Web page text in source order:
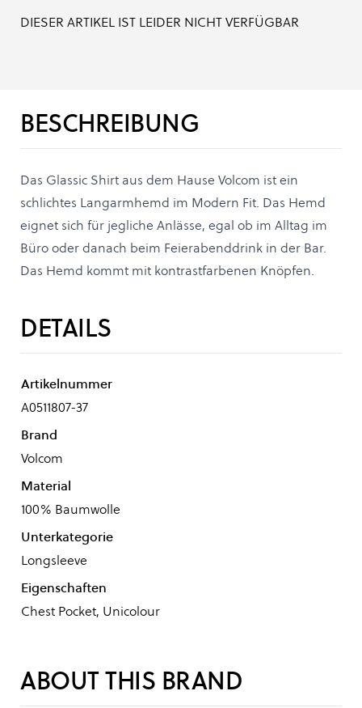
DIESER ARTIKEL IST LEIDER NICHT VERFÜGBAR
BESCHREIBUNG
Das Glassic Shirt aus dem Hause Volcom ist ein
schlichtes Langarmhemd im Modern Fit. Das Hemd
eignet sich für jegliche Anlässe, egal ob im Alltag im
Büro oder danach beim Feierabenddrink in der Bar.
Das Hemd kommt mit kontrastfarbenen Knöpfen.
DETAILS
Artikelnummer
A0511807-37
Brand
Volcom
Material
100% Baumwolle
Unterkategorie
Longsleeve
Eigenschaften
Chest Pocket, Unicolour
ABOUT THIS BRAND